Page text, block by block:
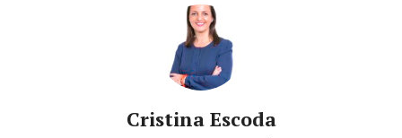
Cristina Escoda